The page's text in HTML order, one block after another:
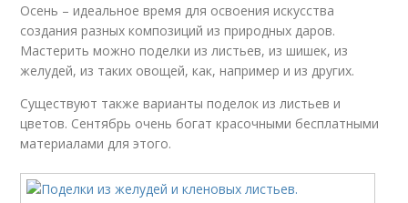
Осень – идеальное время для освоения искусства
создания разных композиций из природных даров.
Мастерить можно поделки из листьев, из шишек, из
желудей, из таких овощей, как, например и из других.
Существуют также варианты поделок из листьев и
цветов. Сентябрь очень богат красочными бесплатными
материалами для этого.